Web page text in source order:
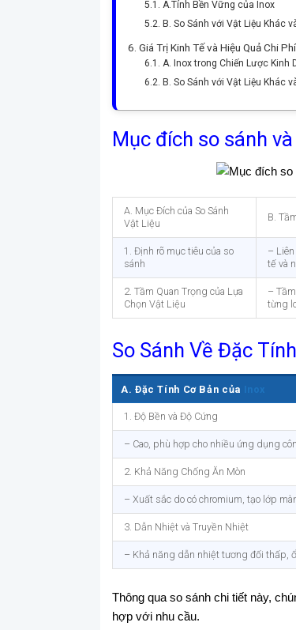
A.Tính Bền Vững của Inox
B. So Sánh với Vật Liệu Khác
Giá Trị Kinh Tế và Hiệu Quả Chi Phí
A. Inox trong Chiến Lược Kinh
B. So Sánh với Vật Liệu Khác
Mục đích so sánh
A. Mục Đích của So Sánh
Vật Liệu
B.
1. Định rõ mục tiêu của so
sánh
–
tế và
2. Tầm Quan Trọng của Lựa
Chọn Vật Liệu
–
từng
So Sánh Về Đặc
A. Đặc Tính Cơ Bản của Inox
1. Độ Bền và Độ Cứng
– Cao, phù hợp cho nhiều ứng dụng
2. Khả Năng Chống Ăn Mòn
– Xuất sắc do có chromium, tạo lớp
3. Dẫn Nhiệt và Truyền Nhiệt
– Khả năng dẫn nhiệt tương đối thấp,
Thông qua so sánh chi tiết này,
hợp với nhu cầu.